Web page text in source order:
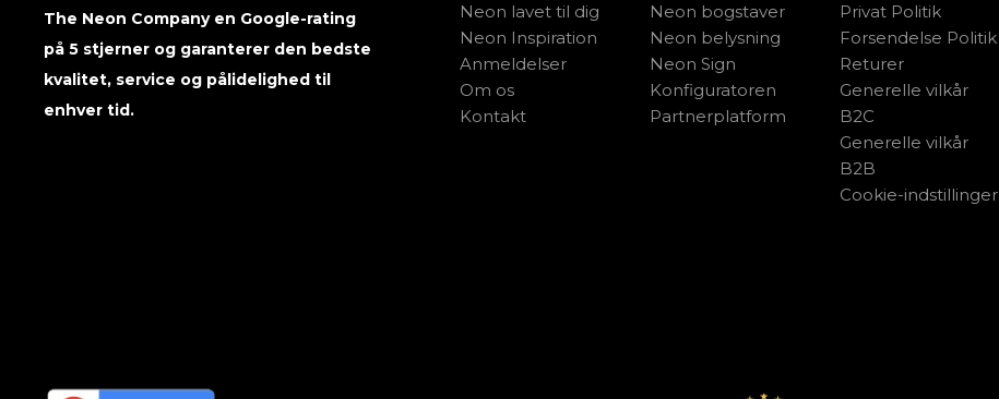
The Neon Company en Google-rating
på 5 stjerner og garanterer den bedste
kvalitet, service og pålidelighed til
enhver tid.
Neon lavet til dig
Neon Inspiration
Anmeldelser
Om os
Kontakt
Neon bogstaver
Neon belysning
Neon Sign
Konfiguratoren
Partnerplatform
Privat Politik
Forsendelse Politik
Returer
Generelle vilkår
B2C
Generelle vilkår
B2B
Cookie-indstillinger